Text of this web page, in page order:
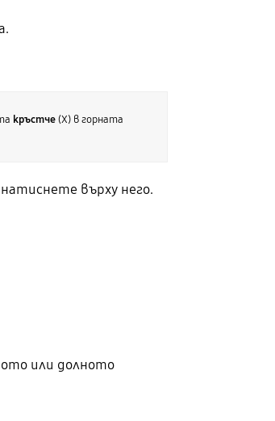
кръстче(X) в горната
върху него.
или долното